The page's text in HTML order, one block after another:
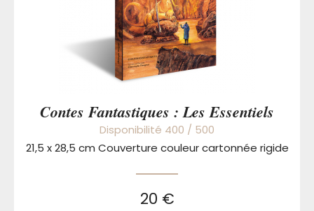
Contes Fantastiques : Les Essentiels
Disponibilité 400 / 500
21,5 x 28,5 cm Couverture couleur cartonnée rigide
20 €